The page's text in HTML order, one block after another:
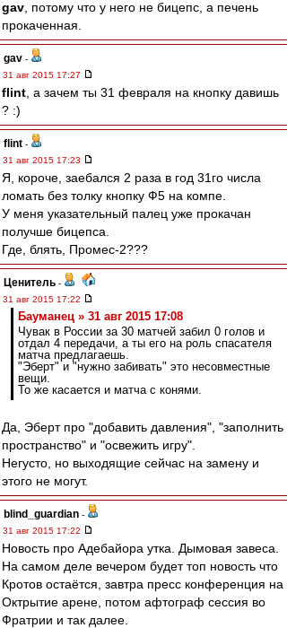
gav , потому что у него не бицепс, а печень
прокаченная.
gav -
31 авг 2015 17:27
flint , а зачем ты 31 февраля на кнопку давишь
? :)
flint -
31 авг 2015 17:23
Я, короче, заебался 2 раза в год 31го числа
ломать без толку кнопку Ф5 на компе.
У меня указательный палец уже прокачан
получше бицепса.
Где, блять, Промес-2???
Ценитель -
31 авг 2015 17:22
Бауманец » 31 авг 2015 17:08
Чувак в России за 30 матчей забил 0 голов и
отдал 4 передачи, а ты его на роль спасателя
матча предлагаешь.
"Эберт" и "нужно забивать" это несовместные
вещи.
То же касается и матча с конями.
Да, Эберт про "добавить давления", "заполнить
пространство" и "освежить игру".
Негусто, но выходящие сейчас на замену и
этого не могут.
blind_guardian -
31 авг 2015 17:22
Новость про Адебайора утка. Дымовая завеса.
На самом деле вечером будет топ новость что
Кротов остаётся, завтра пресс конференция на
Октрытие арене, потом афтограф сессия во
Фратрии и так далее.